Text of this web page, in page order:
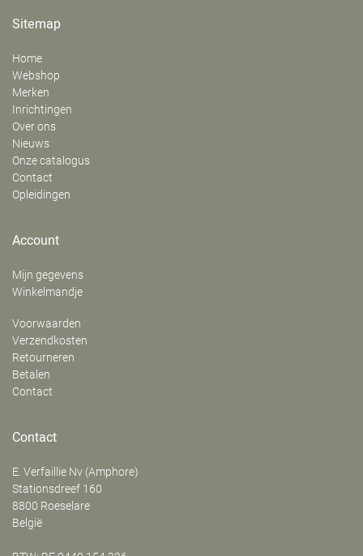
Sitemap
Home
Webshop
Merken
Inrichtingen
Over ons
Nieuws
Onze catalogus
Contact
Opleidingen
Account
Mijn gegevens
Winkelmandje
Voorwaarden
Verzendkosten
Retourneren
Betalen
Contact
Contact
E. Verfaillie Nv (Amphore)
‍Stationsdreef 160
8800 Roeselare
België